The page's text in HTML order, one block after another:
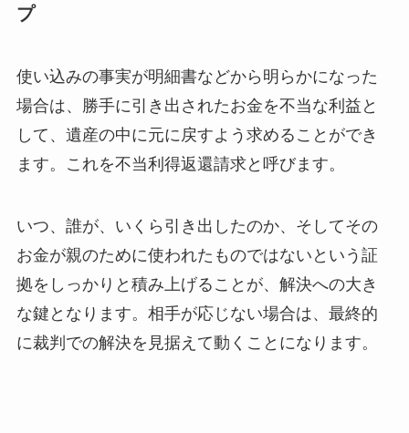
プ
使い込みの事実が明細書などから明らかになった
場合は、勝手に引き出されたお金を不当な利益と
して、遺産の中に元に戻すよう求めることができ
ます。これを不当利得返還請求と呼びます。
いつ、誰が、いくら引き出したのか、そしてその
お金が親のために使われたものではないという証
拠をしっかりと積み上げることが、解決への大き
な鍵となります。相手が応じない場合は、最終的
に裁判での解決を見据えて動くことになります。